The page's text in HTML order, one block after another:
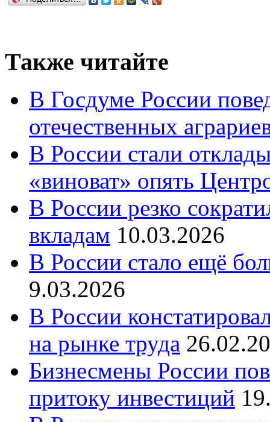
Также читайте
В Госдуме России
отечественных
В России стали
«виноват» опять
В России резко
вкладам 10.03.2026
В России стало ещё
9.03.2026
В России
на рынке труда
Бизнесмены России
притоку инвестиций